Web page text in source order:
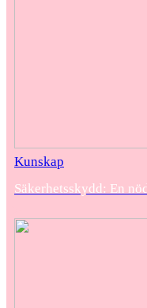
Kunskap
Säkerhetsskydd: En